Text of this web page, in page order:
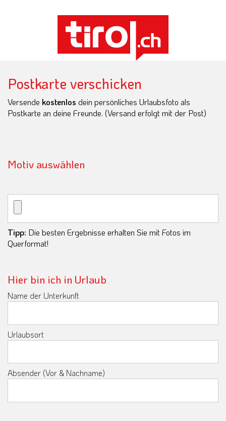
Postkarte verschicken
Versende kostenlos dein persönliches Urlaubsfoto als
Postkarte an deine Freunde. (Versand erfolgt mit der Post)
Motiv auswählen
Tipp: Die besten Ergebnisse erhalten Sie mit Fotos im
Querformat!
Hier bin ich in Urlaub
Name der Unterkunft
Urlaubsort
Absender (Vor & Nachname)